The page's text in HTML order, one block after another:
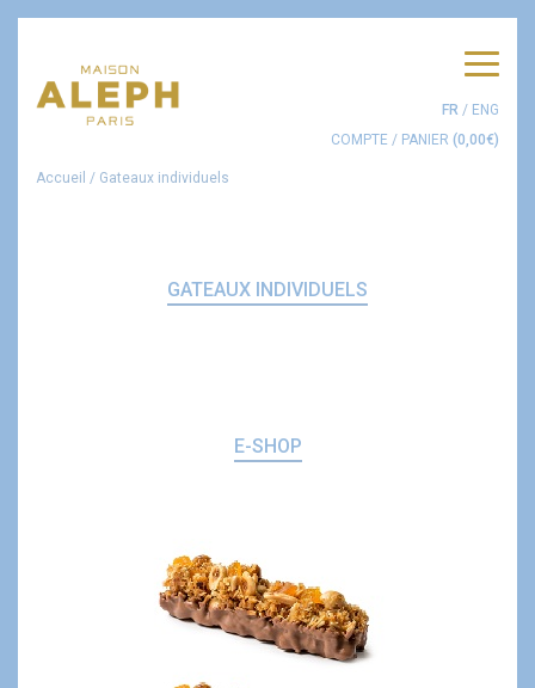
FR / ENG
COMPTE / PANIER (0,00€)
Accueil / Gateaux individuels
GATEAUX INDIVIDUELS
E-SHOP